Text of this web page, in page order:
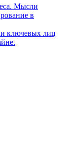
ключевых лиц